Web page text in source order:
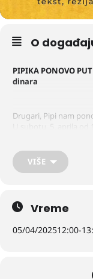
O
PIPIKA PONOVO
dinara
Drugari, Pipi nam
Ulaz: 300 dinara |
VIŠE
Vreme
05/04/202512:00-